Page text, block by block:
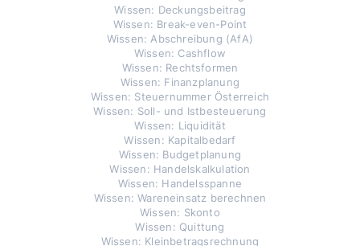
Wissen: Deckungsbeitrag
Wissen: Break-even-Point
Wissen: Abschreibung (AfA)
Wissen: Cashflow
Wissen: Rechtsformen
Wissen: Finanzplanung
Wissen: Steuernummer Österreich
Wissen: Soll- und Istbesteuerung
Wissen: Liquidität
Wissen: Kapitalbedarf
Wissen: Budgetplanung
Wissen: Handelskalkulation
Wissen: Handelsspanne
Wissen: Wareneinsatz berechnen
Wissen: Skonto
Wissen: Quittung
Wissen: Kleinbetragsrechnung